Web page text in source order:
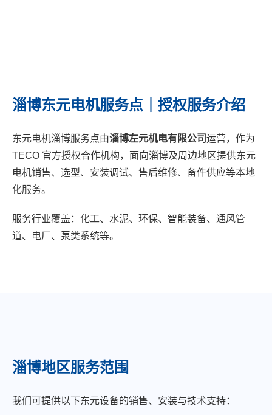
淄博东元电机服务点｜授权服务介绍
东元电机淄博服务点由淄博左元机电有限公司运营，作为
TECO 官方授权合作机构，面向淄博及周边地区提供东元
电机销售、选型、安装调试、售后维修、备件供应等本地
化服务。
服务行业覆盖：化工、水泥、环保、智能装备、通风管
道、电厂、泵类系统等。
淄博地区服务范围
我们可提供以下东元设备的销售、安装与技术支持：